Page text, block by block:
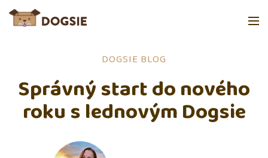
DOGSIE BLOG
Správný start do nového
roku s lednovým Dogsie